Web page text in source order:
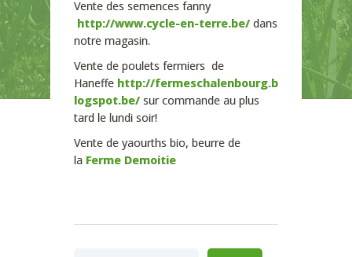
Vente des semences fanny
http://www.cycle-en-terre.be/ dans
notre magasin.
Vente de poulets fermiers de
Haneffe http://fermeschalenbourg.b
logspot.be/ sur commande au plus
tard le lundi soir!
Vente de yaourths bio, beurre de
la Ferme Demoitie